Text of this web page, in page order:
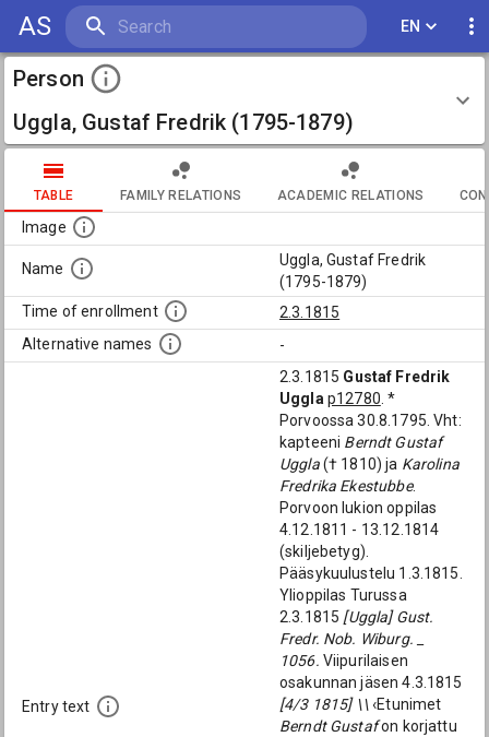
AS EN
Person
Uggla, Gustaf Fredrik (1795-1879)
TABLE FAMILY RELATIONS ACADEMIC RELATIONS
Image
Name
Uggla, Gustaf Fredrik
(1795-1879)
Time of enrollment
2.3.1815
Alternative names
-
Entry text
2.3.1815 Gustaf Fredrik
Uggla p12780 . *
Porvoossa 30.8.1795. Vht:
kapteeni Berndt Gustaf
Uggla(† 1810) ja Karolina
Fredrika Ekestubbe.
Porvoon lukion oppilas
4.12.1811 - 13.12.1814
(skiljebetyg).
Pääsykuulustelu 1.3.1815.
Ylioppilas Turussa
2.3.1815 [Uggla] Gust.
Fredr. Nob. Wiburg. _
1056. Viipurilaisen
osakunnan jäsen 4.3.1815
[4/3 1815] \\ ‹Etunimet
Berndt Gustafon korjattu